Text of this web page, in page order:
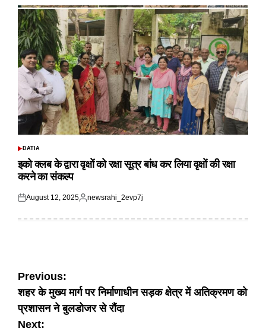
POSTED
DATIA
इको क्लब के द्वारा वृक्षों को रक्षा सूत्र बांध कर लिया वृक्षों की रक्षा
करने का संकल्प
Posted
August 12, 2025
Posted
newsrahi_2evp7j
Post
navigation
Previous:
शहर के मुख्य मार्ग पर निर्माणाधीन सड़क क्षेत्र में अतिक्रमण को
प्रशासन ने बुलडोजर से रौंदा
Next: